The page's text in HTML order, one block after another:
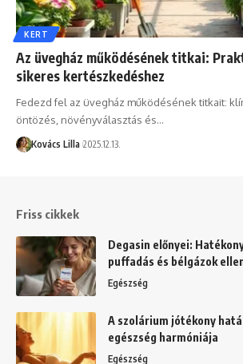
KERT
Az üvegház működésének titkai:
sikeres kertészkedéshez
Fedezd fel az üvegház működésének titkait:
öntözés, növényválasztás és…
Kovács Lilla 2025.12.13.
Friss cikkek
Degasin előnyei:
puffadás és bélgázok
Egészség
A szolárium jótékony
egészség harmóniája
Egészség